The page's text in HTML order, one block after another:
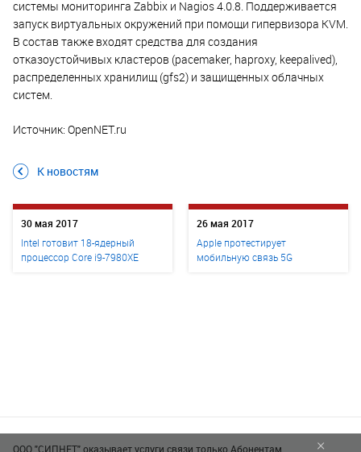
системы мониторинга Zabbix и Nagios 4.0.8. Поддерживается
запуск виртуальных окружений при помощи гипервизора KVM.
В состав также входят средства для создания
отказоустойчивых кластеров (pacemaker, haproxy, keepalived),
распределенных хранилищ (gfs2) и защищенных облачных
систем.
Источник: OpenNET.ru
К новостям
30 мая 2017
Intel готовит 18-ядерный
процессор Core i9-7980XE
26 мая 2017
Apple протестирует
мобильную связь 5G
ООО "СИПНЕТ" оказывает услуги связи только Абонентам, ×